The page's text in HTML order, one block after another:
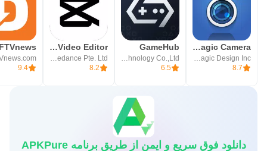
Blackmagic Camera
8.7
GameHub
6.5
CapCut: Photo & Video Editor
8.2
9.4
دانلود فوق سریع و ایمن از طریق برنامه APKPure